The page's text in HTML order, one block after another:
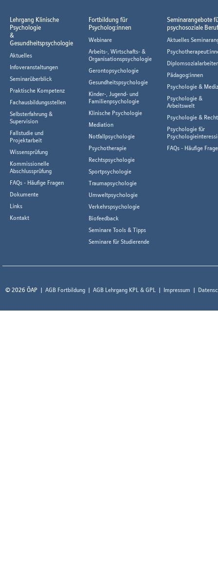
Lehrgang Klinische
Psychologie
&
Gesundheitspsychologie
Aktuelles
Infoveranstaltungen
Seminarüberblick
Praktische Kompetenz
Fachausbildungsstellen
Selbsterfahrung &
Supervision
Fallstudie und
Projektarbeit
Wissensprüfung
Kommissionelle
Abschlussprüfung
FAQs - Häufige Fragen
Dokumente
Links
Kontakt
Fortbildung für
Psycholog:innen
Webinare
Arbeits-, Wirtschafts- &
Organisationspsychologie
Gerontopsychologie
Gesundheitspsychologie
Kinder-, Jugend- und
Familienpsychologie
Klinische Psychologie
Mediation
Notfallpsychologie
Psychotherapie
Rechtspsychologie
Sportpsychologie
Traumapsychologie
Umweltpsychologie
Verkehrspsychologie
Biofeedback
Seminare Tools & Tipps
Seminare für Studierende
Seminarangebote
psychosoziale
Aktuelles
Pädagog:innen
Psychologie &
Psychologie &
Arbeitswelt
Psychologie & Recht
Psychologie für
FAQs - Häufige
© 2026 ÖAP AGB Fortbildung AGB Lehrgang KPL & GPL Impressum